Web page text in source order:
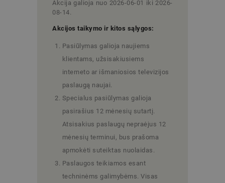
Akcija galioja nuo 2026-06-01 iki 2026-
08-14.
Akcijos taikymo ir kitos sąlygos:
Pasiūlymas galioja naujiems
klientams, užsisakiusiems
interneto ar išmaniosios televizijos
paslaugą naujai.
Specialus pasiūlymas galioja
pasirašius 12 mėnesių sutartį.
Atsisakius paslaugų nepraėjus 12
mėnesių terminui, bus prašoma
apmokėti suteiktas nuolaidas.
Paslaugos teikiamos esant
techninėms galimybėms. Visas